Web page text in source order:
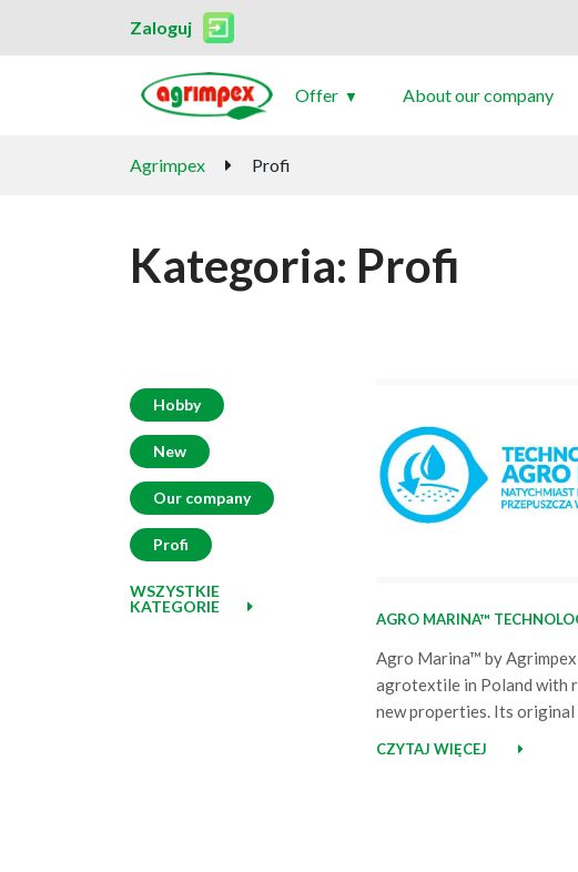
Zaloguj
Offer About our company
Agrimpex Profi
Kategoria: Profi
Hobby
New
Our company
Profi
WSZYSTKIE
KATEGORIE
AGRO MARINA™
Agro Marina™ by Agrimpex
agrotextile in Poland with
new properties. Its original
will not only be protected
CZYTAJ WIĘCEJ